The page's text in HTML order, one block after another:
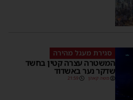
סגירת מעגל מהירה
המשטרה עצרה קטין בחשד
שדקר נער באשדוד
משה קאהן 21:59